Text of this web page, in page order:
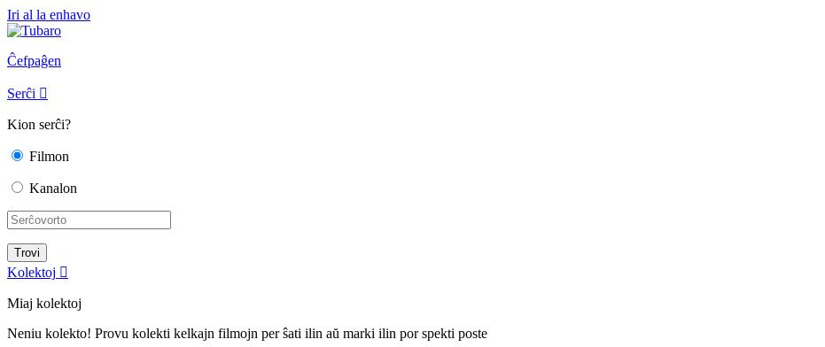
Iri al la enhavo
Ĉefpaĝen
Serĉi 
Kion serĉi?
Filmon
Kanalon
Kolektoj 
Miaj kolektoj
Neniu kolekto! Provu kolekti kelkajn filmojn per ŝati ilin aŭ marki ilin por spekti poste